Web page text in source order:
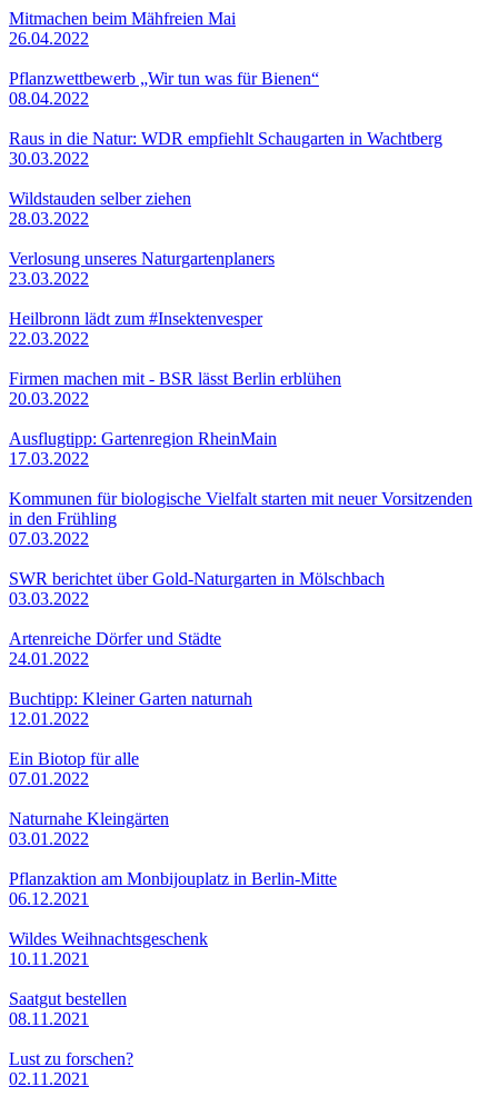
Mitmachen beim Mähfreien Mai
26.04.2022
Pflanzwettbewerb „Wir tun was für Bienen“
08.04.2022
Raus in die Natur: WDR empfiehlt Schaugarten in Wachtberg
30.03.2022
Wildstauden selber ziehen
28.03.2022
Verlosung unseres Naturgartenplaners
23.03.2022
Heilbronn lädt zum #Insektenvesper
22.03.2022
Firmen machen mit - BSR lässt Berlin erblühen
20.03.2022
Ausflugtipp: Gartenregion RheinMain
17.03.2022
Kommunen für biologische Vielfalt starten mit neuer Vorsitzenden
in den Frühling
07.03.2022
SWR berichtet über Gold-Naturgarten in Mölschbach
03.03.2022
Artenreiche Dörfer und Städte
24.01.2022
Buchtipp: Kleiner Garten naturnah
12.01.2022
Ein Biotop für alle
07.01.2022
Naturnahe Kleingärten
03.01.2022
Pflanzaktion am Monbijouplatz in Berlin-Mitte
06.12.2021
Wildes Weihnachtsgeschenk
10.11.2021
Saatgut bestellen
08.11.2021
Lust zu forschen?
02.11.2021